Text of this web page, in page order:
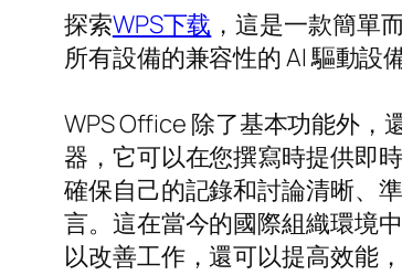
探索WPS下载 ，這是一款簡單
所有設備的兼容性的 AI 驅動設
WPS Office 除了基本功能外，
器，它可以在您撰寫時提供即
確保自己的記錄和討論清晰、
言。這在當今的國際組織環境
以改善工作，還可以提高效能